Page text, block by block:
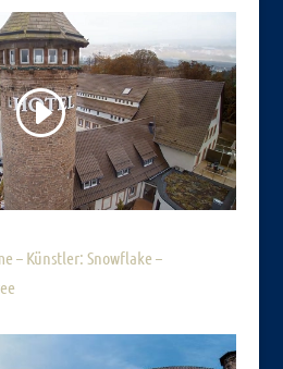
– Künstler: Snowflake –